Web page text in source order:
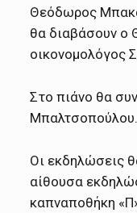
Θεόδωρος
θα διαβάσουν ο
οικονομολόγος
Στο πιάνο θα
Μπαλτσοπούλου.
Οι εκδηλώσεις
αίθουσα
καπναποθήκη